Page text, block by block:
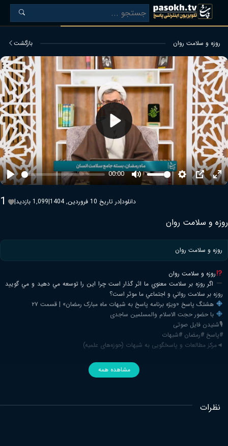
روزه و سلامت روان بازگشت
Play
00:00
Mute SettingsPIP
Play
1 | 1,099 بازدید| در تاریخ 10 فروردین, 1404|دانلود
روزه و سلامت روان
روزه و سلامت روان
روزه و سلامت روان
اگر روزه بر سلامت معنوي ما اثر گذار است چرا اين را توسعه مي دهيد و مي گوييد
روزه بر سلامت رواني و اجتماعي ما موثر است؟
هشتگ پاسخ «ویژه برنامه پاسخ به شبهات ماه مبارک رمضان» | قسمت ۲۷
با حضور حجت الاسلام والمسلمین ساجدی
🎙شنیدن فایل صوتی
#پاسخ #رمضان #شبهات
◄مرکز مطالعات و پاسخگویی به شبهات (حوزه‌های علمیه)
مشاهده همه
نظرات